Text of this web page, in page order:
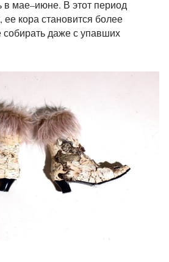
в мае–июне. В этот период
ее кора становится более
собирать даже с упавших